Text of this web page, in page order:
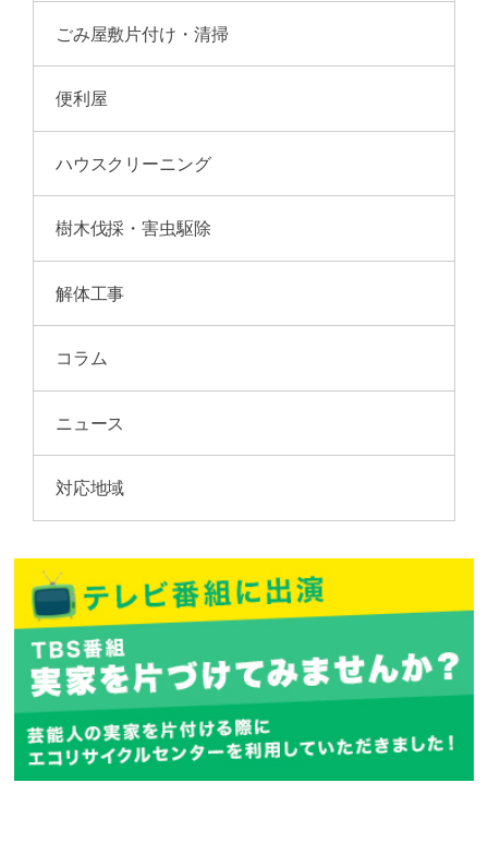
ごみ屋敷片付け・清掃
便利屋
ハウスクリーニング
樹木伐採・害虫駆除
解体工事
コラム
ニュース
対応地域